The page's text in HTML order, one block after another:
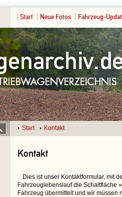
Start Neue Fotos Fahrzeug-
Start Kontakt
Kontakt
Dies ist unser Kontaktformular, mit
Fahrzeuglebenslauf die Schaltfläche
Fahrzeug übermittelt und wir müssen